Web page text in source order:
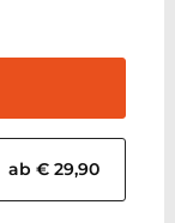
ab € 29,90